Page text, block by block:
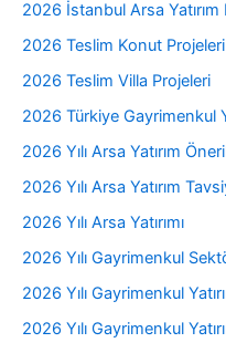
2026 İstanbul Arsa Yatırım
2026 Teslim Konut Projeleri
2026 Teslim Villa Projeleri
2026 Türkiye Gayrimenkul
2026 Yılı Arsa Yatırım
2026 Yılı Arsa Yatırım
2026 Yılı Arsa Yatırımı
2026 Yılı Gayrimenkul
2026 Yılı Gayrimenkul
2026 Yılı Gayrimenkul